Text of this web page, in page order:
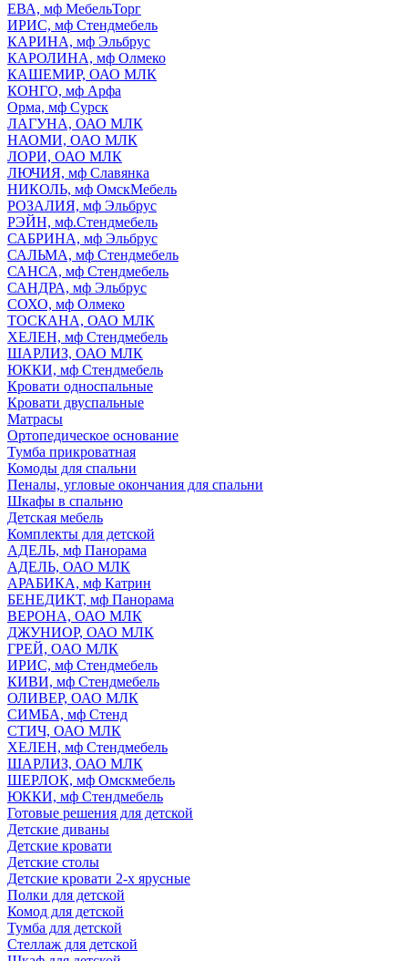
ЕВА, мф МебельТорг
ИРИС, мф Стендмебель
КАРИНА, мф Эльбрус
КАРОЛИНА, мф Олмеко
КАШЕМИР, ОАО МЛК
КОНГО, мф Арфа
Орма, мф Сурск
ЛАГУНА, ОАО МЛК
НАОМИ, ОАО МЛК
ЛОРИ, ОАО МЛК
ЛЮЧИЯ, мф Славянка
НИКОЛЬ, мф ОмскМебель
РОЗАЛИЯ, мф Эльбрус
РЭЙН, мф.Стендмебель
САБРИНА, мф Эльбрус
САЛЬМА, мф Стендмебель
САНСА, мф Стендмебель
САНДРА, мф Эльбрус
СОХО, мф Олмеко
ТОСКАНА, ОАО МЛК
ХЕЛЕН, мф Стендмебель
ШАРЛИЗ, ОАО МЛК
ЮККИ, мф Стендмебель
Кровати односпальные
Кровати двуспальные
Матрасы
Ортопедическое основание
Тумба прикроватная
Комоды для спальни
Пеналы, угловые окончания для спальни
Шкафы в спальню
Детская мебель
Комплекты для детской
АДЕЛЬ, мф Панорама
АДЕЛЬ, ОАО МЛК
АРАБИКА, мф Катрин
БЕНЕДИКТ, мф Панорама
ВЕРОНА, ОАО МЛК
ДЖУНИОР, ОАО МЛК
ГРЕЙ, ОАО МЛК
ИРИС, мф Стендмебель
КИВИ, мф Стендмебель
ОЛИВЕР, ОАО МЛК
СИМБА, мф Стенд
СТИЧ, ОАО МЛК
ХЕЛЕН, мф Стендмебель
ШАРЛИЗ, ОАО МЛК
ШЕРЛОК, мф Омскмебель
ЮККИ, мф Стендмебель
Готовые решения для детской
Детские диваны
Детские кровати
Детские столы
Детские кровати 2-х ярусные
Полки для детской
Комод для детской
Тумба для детской
Стеллаж для детской